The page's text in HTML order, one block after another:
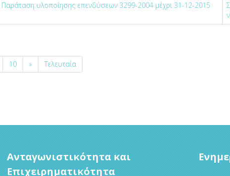
Παράταση υλοποίησης επενδύσεων 3299-2004 μέχρι 31-12-2015
10 » Τελευταία
Ανταγωνιστικότητα και
Επιχειρηματικότητα